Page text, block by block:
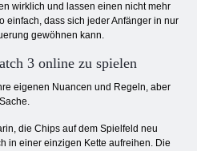
wirklich und lassen einen nicht mehr
einfach, dass sich jeder Anfänger in nur
gewöhnen kann.
3 online zu spielen
eigenen Nuancen und Regeln, aber
die Chips auf dem Spielfeld neu
in einer einzigen Kette aufreihen. Die